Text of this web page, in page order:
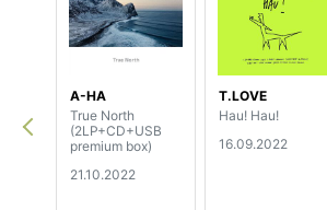
A-HA
True North
(2LP+CD+USB
premium box)
21.10.2022
T.LOVE
Hau! Hau!
16.09.2022